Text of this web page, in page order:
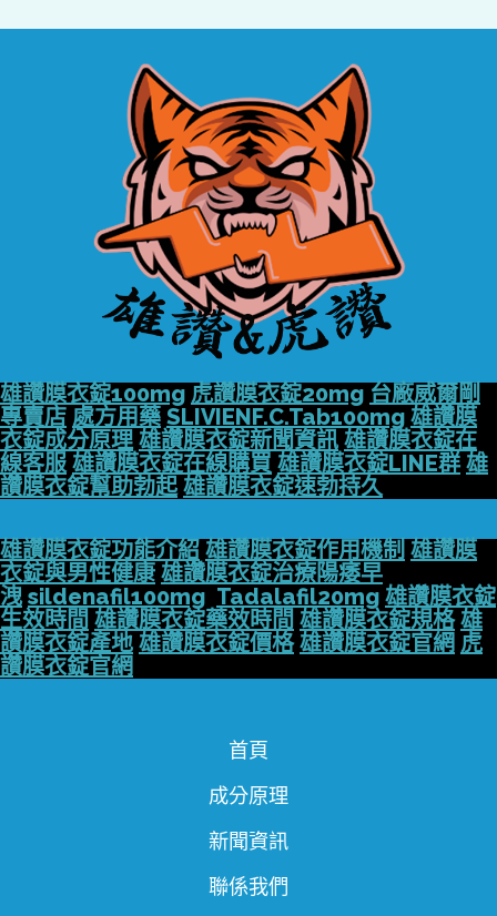
雄讚膜衣錠100mg 虎讚膜衣錠20mg 台廠威爾剛
專賣店 處方用藥 SLIVIENF.C.Tab100mg 雄讚膜
衣錠成分原理 雄讚膜衣錠新聞資訊 雄讚膜衣錠在
線客服 雄讚膜衣錠在線購買 雄讚膜衣錠LINE群 雄
讚膜衣錠幫助勃起 雄讚膜衣錠速勃持久
雄讚膜衣錠功能介紹 雄讚膜衣錠作用機制 雄讚膜
衣錠與男性健康 雄讚膜衣錠治療陽痿早
洩 sildenafil100mg Tadalafil20mg 雄讚膜衣錠
生效時間 雄讚膜衣錠藥效時間 雄讚膜衣錠規格 雄
讚膜衣錠產地 雄讚膜衣錠價格 雄讚膜衣錠官網 虎
讚膜衣錠官網
首頁
成分原理
新聞資訊
聯係我們